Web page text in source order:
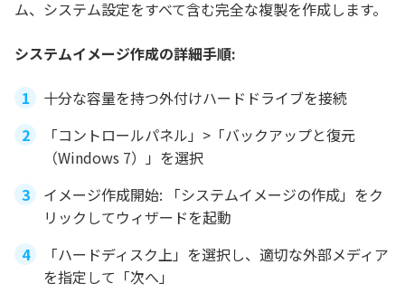
ム、システム設定をすべて含む完全な複製を作成します。
システムイメージ作成の詳細手順:
十分な容量を持つ外付けハードドライブを接続
「コントロールパネル」>「バックアップと復元
（Windows 7）」を選択
イメージ作成開始: 「システムイメージの作成」をク
リックしてウィザードを起動
「ハードディスク上」を選択し、適切な外部メディア
を指定して「次へ」